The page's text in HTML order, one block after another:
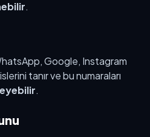
.
Google, Instagram
tanır ve bu numaraları
.